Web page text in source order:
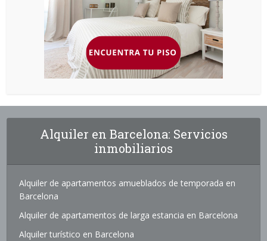
Alquiler en Barcelona: Servicios
inmobiliarios
Alquiler de apartamentos amueblados de temporada en
Barcelona
Alquiler de apartamentos de larga estancia en Barcelona
Alquiler turístico en Barcelona